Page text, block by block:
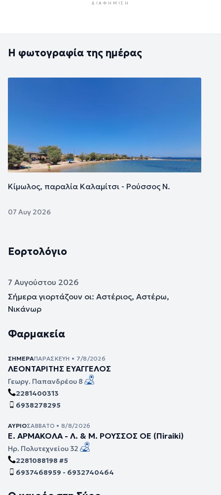
ΔΙΑΦΉΜΙΣΗ
Η φωτογραφία της ημέρας
Κίμωλος, παραλία Καλαμίτσι - Ρούσσος Ν.
07 Αυγ 2026
Εορτολόγιο
7 Αυγούστου 2026
Σήμερα γιορτάζουν οι: Αστέριος, Αστέρω,
Νικάνωρ
Φαρμακεία
ΣΉΜΕΡΑΠΑΡΑΣΚΕΥΉ • 7/8/2026
ΛΕΟΝΤΑΡΙΤΗΣ ΕΥΑΓΓΕΛΟΣ
Γεωργ. Παπανδρέου 8
2281400313
6938278295
ΑΎΡΙΟΣΆΒΒΑΤΟ • 8/8/2026
Ε. ΑΡΜΑΚΟΛΑ - Λ. & Μ. ΡΟΥΣΣΟΣ ΟΕ (Πiraiki)
Ηρ. Πολυτεχνείου 32
2281088198 #5
6937468959 - 6932740464